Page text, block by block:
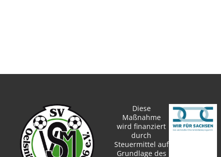
Diese
Maßnahme
wird finanziert
durch
Steuermittel auf
Grundlage des